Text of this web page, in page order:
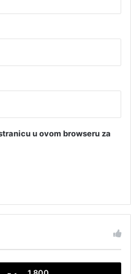
u ovom browseru za